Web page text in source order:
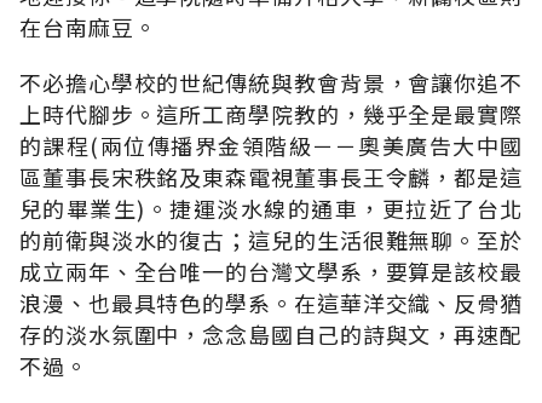
在台南麻豆。
不必擔心學校的世紀傳統與教會背景，會讓你追不
上時代腳步。這所工商學院教的，幾乎全是最實際
的課程(兩位傳播界金領階級－－奧美廣告大中國
區董事長宋秩銘及東森電視董事長王令麟，都是這
兒的畢業生)。捷運淡水線的通車，更拉近了台北
的前衛與淡水的復古；這兒的生活很難無聊。至於
成立兩年、全台唯一的台灣文學系，要算是該校最
浪漫、也最具特色的學系。在這華洋交織、反骨猶
存的淡水氛圍中，念念島國自己的詩與文，再速配
不過。